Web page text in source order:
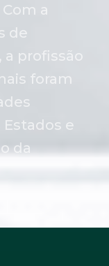
a
de
a profissão
foram
e
da